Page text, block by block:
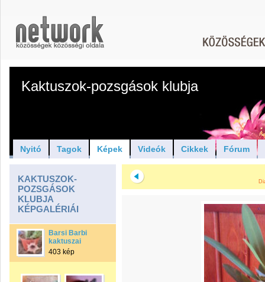
Kaktuszok-pozsgások klubja
Nyitó Tagok Képek Videók Cikkek Fórum
KAKTUSZOK-
POZSGÁSOK
KLUBJA
KÉPGALÉRIÁI
Barsi Barbi
kaktuszai
403 kép